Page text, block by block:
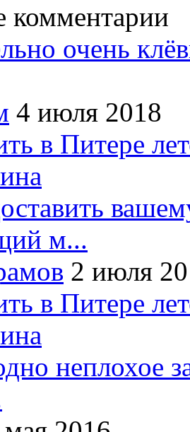
комментарии
очень
4 июля 2018
в Питере
м...
2 июля
в Питере
неплохое